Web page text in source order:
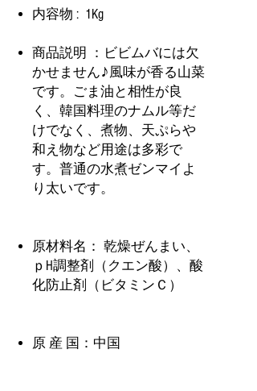
内容物 : 1Kg
商品説明 ：ビビムバには欠
かせません♪風味が香る山菜
です。ごま油と相性が良
く、韓国料理のナムル等だ
けでなく、煮物、天ぷらや
和え物など用途は多彩で
す。普通の水煮ゼンマイよ
り太いです。
原材料名： 乾燥ぜんまい、
ｐH調整剤（クエン酸）、酸
化防止剤（ビタミンＣ）
原 産 国：中国